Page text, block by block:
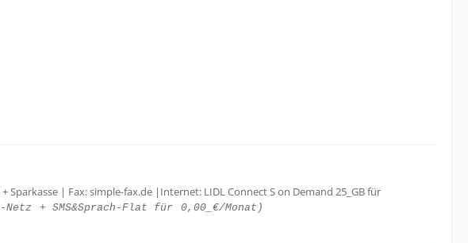
| Fax: simple-fax.de |Internet: LIDL Connect S on Demand 25_GB für
Netz + SMS&Sprach-Flat für 0,00_€/Monat)